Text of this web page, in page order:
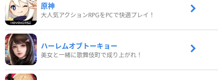
原神
大人気アクションRPGをPCで快適プレイ！
ハーレムオブトーキョー
美女と一緒に歌舞伎町で成り上がれ！